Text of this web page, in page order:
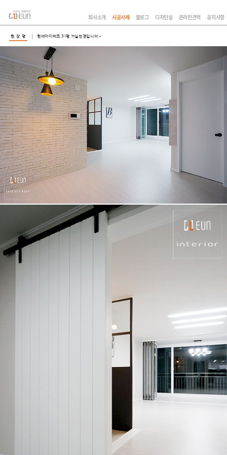
회사소개 시공사례 블로그 디자인실 온라인견적 공지사항
현 장 명 현대아이파크 31평 거실전경입니다.~